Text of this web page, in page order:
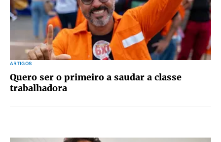
ARTIGOS
Quero ser o primeiro a saudar a classe
trabalhadora